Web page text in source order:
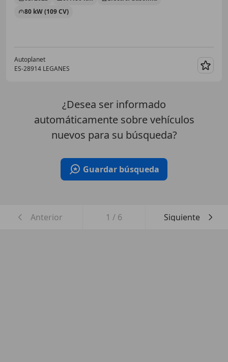
80 kW (109 CV)
Autoplanet
ES-28914 LEGANES
¿Desea ser informado
automáticamente sobre vehículos
nuevos para su búsqueda?
Guardar búsqueda
Anterior 1 / 6 Siguiente